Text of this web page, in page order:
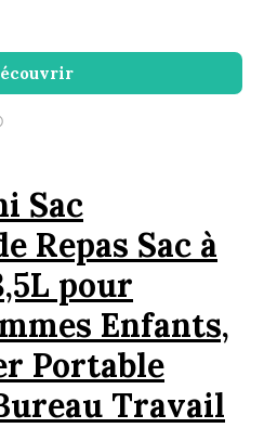
Sac
Repas Sac à
pour
Enfants,
Portable
Travail